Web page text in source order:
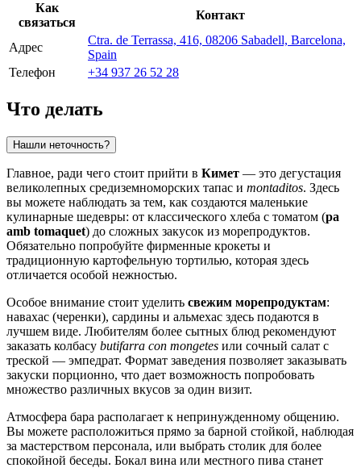
Как
связаться
Контакт
Адрес
Ctra. de Terrassa, 416, 08206 Sabadell, Barcelona,
Spain
Телефон
+34 937 26 52 28
Что делать
Нашли неточность?
Главное, ради чего стоит прийти в Кимет — это дегустация
великолепных средиземноморских тапас и montaditos. Здесь
вы можете наблюдать за тем, как создаются маленькие
кулинарные шедевры: от классического хлеба с томатом (pa
amb tomaquet) до сложных закусок из морепродуктов.
Обязательно попробуйте фирменные крокеты и
традиционную картофельную тортилью, которая здесь
отличается особой нежностью.
Особое внимание стоит уделить свежим морепродуктам:
навахас (черенки), сардины и альмехас здесь подаются в
лучшем виде. Любителям более сытных блюд рекомендуют
заказать колбасу butifarra con mongetes или сочный салат с
треской — эмпедрат. Формат заведения позволяет заказывать
закуски порционно, что дает возможность попробовать
множество различных вкусов за один визит.
Атмосфера бара располагает к непринужденному общению.
Вы можете расположиться прямо за барной стойкой, наблюдая
за мастерством персонала, или выбрать столик для более
спокойной беседы. Бокал вина или местного пива станет